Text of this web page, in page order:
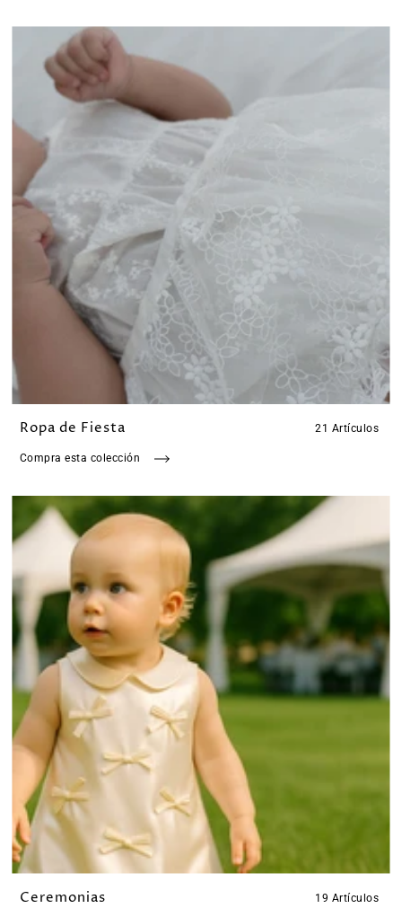
Ropa de Fiesta 21 Artículos
Compra esta colección
Ceremonias 19 Artículos